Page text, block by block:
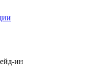
ин